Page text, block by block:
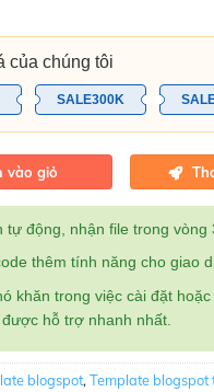
của chúng tôi
SALE300K
vào giỏ
tự động, nhận file trong vòng
thêm tính năng cho giao
khăn trong việc cài đặt
hỗ trợ nhanh nhất.
blogspot,Template blogspot